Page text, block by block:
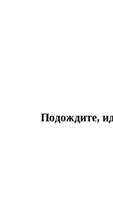
Подождите,